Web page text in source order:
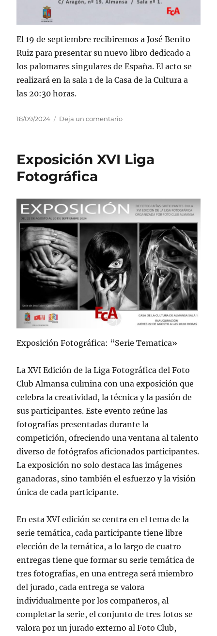
El 19 de septiembre recibiremos a José Benito
Ruiz para presentar su nuevo libro dedicado a
los palomares singulares de España. El acto se
realizará en la sala 1 de la Casa de la Cultura a
las 20:30 horas.
Publicado
18/09/2024 Deja un comentarioen
Palomares
Singulares
Exposición XVI Liga
Fotográfica
Exposición Fotográfica: “Serie Tematica»
La XVI Edición de la Liga Fotográfica del Foto
Club Almansa culmina con una exposición que
celebra la creatividad, la técnica y la pasión de
sus participantes. Este evento reúne las
fotografías presentadas durante la
competición, ofreciendo una ventana al talento
diverso de fotógrafos aficionados participantes.
La exposición no solo destaca las imágenes
ganadoras, sino también el esfuerzo y la visión
única de cada participante.
En esta XVI edición se centra en el tema de la
serie temática, cada participante tiene libre
elección de la temática, a lo largo de cuatro
entregas tiene que formar su serie temática de
tres fotografías, en una entrega será miembro
del jurado, cada entrega se valora
individualmente por los compañeros, al
completar la serie, el conjunto de tres fotos se
valora por un jurado externo al Foto Club,